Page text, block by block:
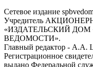
Сетевое издание
Учредитель
«ИЗДАТЕЛЬСКИЙ ДОМ
ВЕДОМОСТИ».
Главный редактор - А.А.
Регистрационное
выдано Федеральной